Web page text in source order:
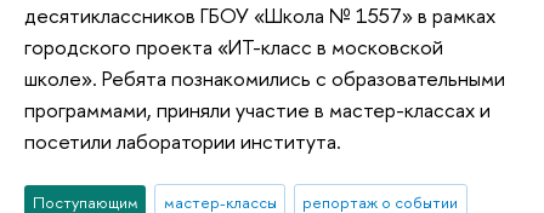
десятиклассников ГБОУ «Школа № 1557» в рамках
городского проекта «ИТ-класс в московской
школе». Ребята познакомились с образовательными
программами, приняли участие в мастер-классах и
посетили лаборатории института.
Поступающим мастер-классы репортаж о событии